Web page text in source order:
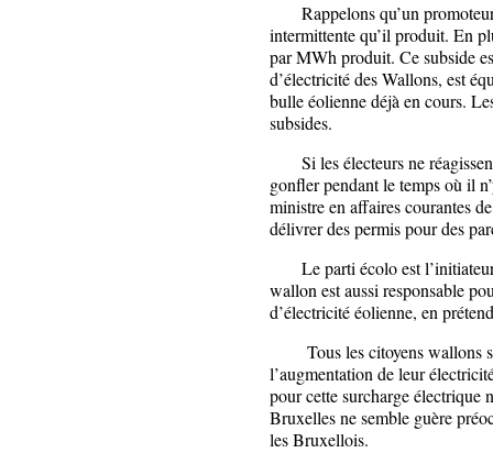
Rappelons qu’un promoteur
intermittente qu’il produit. En
par MWh produit. Ce subside
d’électricité des Wallons, est
bulle éolienne déjà en cours.
subsides.
Si les électeurs ne
gonfler pendant le temps où il
ministre en affaires courantes
délivrer des permis pour des
Le parti écolo est l’initiateur
wallon est aussi responsable
d’électricité éolienne, en
Tous les citoyens wallons
l’augmentation de leur
pour cette surcharge électrique
Bruxelles ne semble guère
les Bruxellois.